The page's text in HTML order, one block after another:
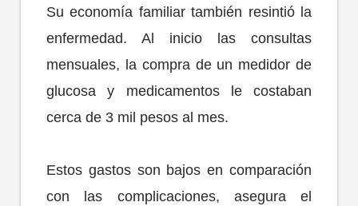
Su economía familiar también resintió la
enfermedad. Al inicio las consultas
mensuales, la compra de un medidor de
glucosa y medicamentos le costaban
cerca de 3 mil pesos al mes.
Estos gastos son bajos en comparación
con las complicaciones, asegura el